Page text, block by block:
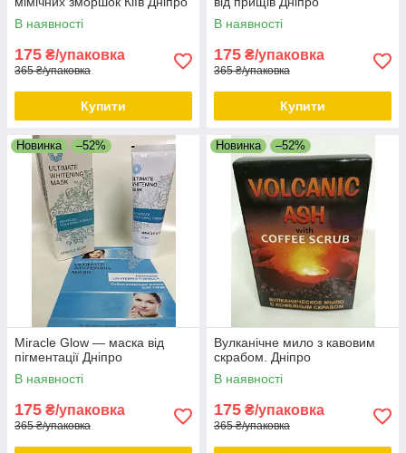
В наявності
175 ₴/упаковка
365 ₴/упаковка
Купити
В наявності
175 ₴/упаковка
365 ₴/упаковка
Купити
Новинка –52%
Miracle Glow — маска від
пігментації Дніпро
В наявності
175 ₴/упаковка
365 ₴/упаковка
Новинка –52%
Вулканічне мило з кавовим
скрабом. Дніпро
В наявності
175 ₴/упаковка
365 ₴/упаковка